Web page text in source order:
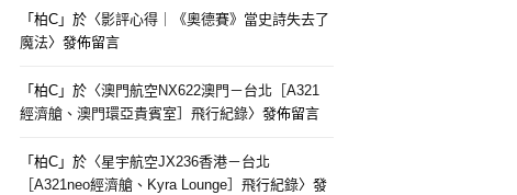
「柏C 」於〈影評心得｜《奧德賽》當史詩失去了
魔法〉發佈留言
「柏C 」於〈澳門航空NX622澳門－台北［A321
經濟艙、澳門環亞貴賓室］飛行紀錄〉發佈留言
「柏C 」於〈星宇航空JX236香港－台北
［A321neo經濟艙、Kyra Lounge］飛行紀錄〉發